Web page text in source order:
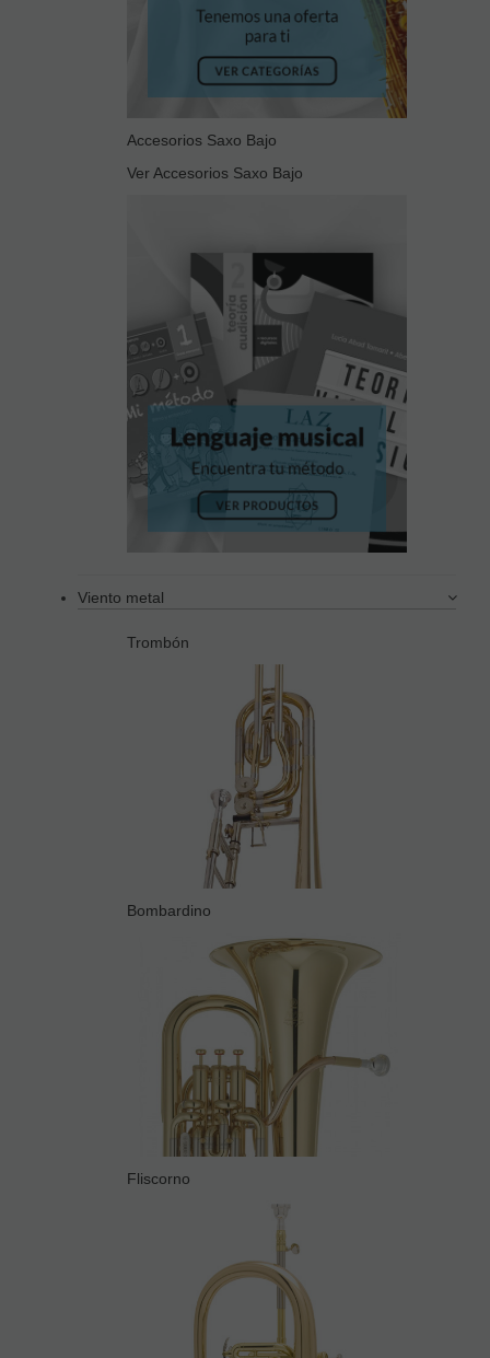
Accesorios Saxo Bajo
Ver Accesorios Saxo Bajo
Viento metal
Trombón
Bombardino
Fliscorno